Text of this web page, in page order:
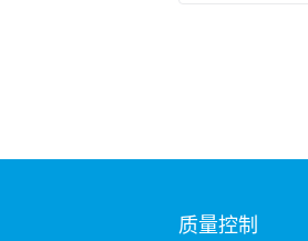
质量控制